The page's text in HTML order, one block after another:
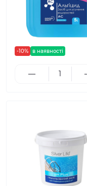
-10% в наявності